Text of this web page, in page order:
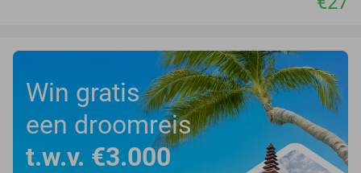
Win gratis
een droomreis
t.w.v. €3.000